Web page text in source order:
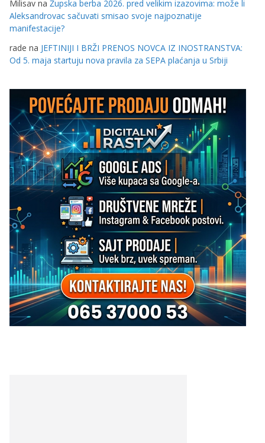
Milisav na Župska berba 2026. pred velikim izazovima: može li
Aleksandrovac sačuvati smisao svoje najpoznatije
manifestacije?
rade na JEFTINIJI I BRŽI PRENOS NOVCA IZ INOSTRANSTVA:
Od 5. maja startuju nova pravila za SEPA plaćanja u Srbiji